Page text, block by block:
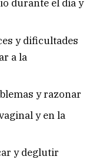
durante el día y
y dificultades
a la
y razonar
y en la
y deglutir